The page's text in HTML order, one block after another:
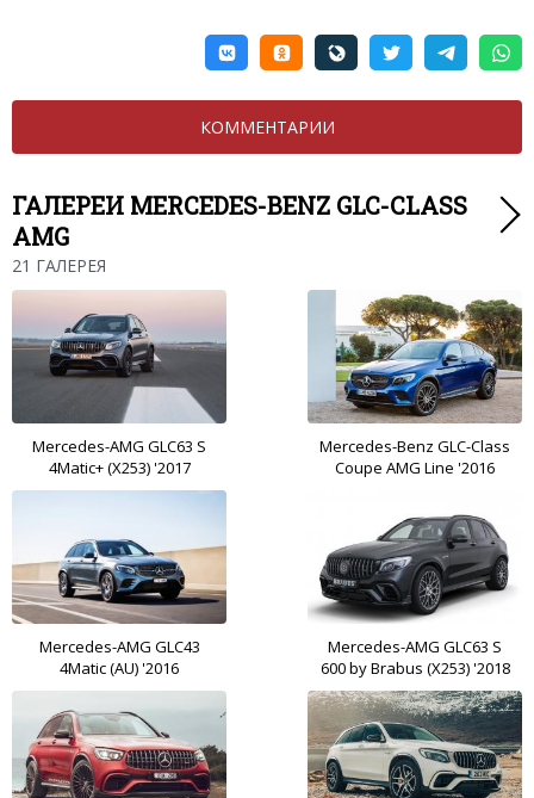
КОММЕНТАРИИ
ГАЛЕРЕИ MERCEDES-BENZ GLC-CLASS
AMG
21 ГАЛЕРЕЯ
Mercedes-AMG GLC63 S
4Matic+ (X253) '2017
Mercedes-Benz GLC-Class
Coupe AMG Line '2016
Mercedes-AMG GLC43
4Matic (AU) '2016
Mercedes-AMG GLC63 S
600 by Brabus (X253) '2018